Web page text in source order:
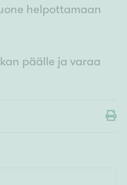
helpottamaan
päälle ja varaa